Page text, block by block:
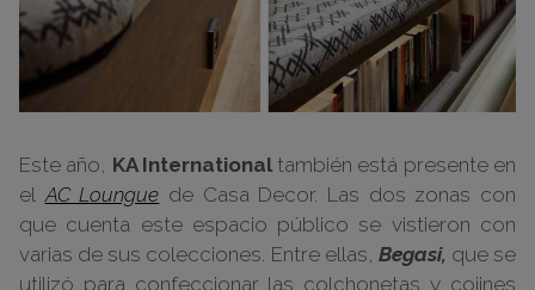
Este año, KA Internationaltambién está presente en
el AC Loungue de Casa Decor. Las dos zonas con
que cuenta este espacio público se vistieron con
varias de sus colecciones. Entre ellas, Begasi, que se
utilizó para confeccionar las colchonetas y cojines